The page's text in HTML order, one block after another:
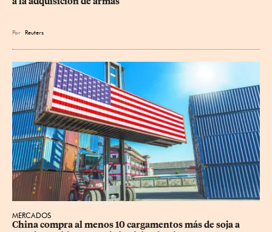
Por Reuters
MERCADOS
China compra al menos 10 cargamentos más de soja a